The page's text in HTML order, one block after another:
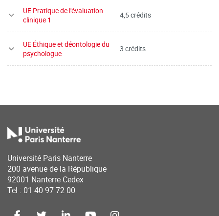
UE Pratique de l'évaluation
clinique 1
4,5 crédits
UE Éthique et déontologie du
psychologue
3 crédits
Université Paris Nanterre
200 avenue de la République
92001 Nanterre Cedex
Tel : 01 40 97 72 00